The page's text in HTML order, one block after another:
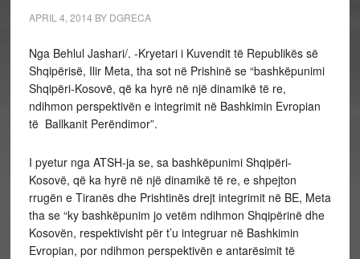
APRIL 4, 2014 BY DGRECA
Nga Behlul Jashari/. -Kryetari i Kuvendit të Republikës së
Shqipërisë, Ilir Meta, tha sot në Prishinë se “bashkëpunimi
Shqipëri-Kosovë, që ka hyrë në një dinamikë të re,
ndihmon perspektivën e integrimit në Bashkimin Evropian
të Ballkanit Perëndimor”.
I pyetur nga ATSH-ja se, sa bashkëpunimi Shqipëri-
Kosovë, që ka hyrë në një dinamikë të re, e shpejton
rrugën e Tiranës dhe Prishtinës drejt integrimit në BE, Meta
tha se “ky bashkëpunim jo vetëm ndihmon Shqipërinë dhe
Kosovën, respektivisht për t’u integruar në Bashkimin
Evropian, por ndihmon perspektivën e antarësimit të